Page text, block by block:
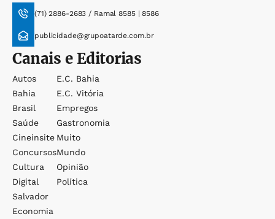
(71) 2886-2683 / Ramal 8585 | 8586
publicidade@grupoatarde.com.br
Canais e Editorias
Autos
Bahia
Brasil
Saúde
Cineinsite
Concursos
Cultura
Digital
Salvador
Economia
E.c. Bahia
E.c. Vitória
Empregos
Gastronomia
Muito
Mundo
Opinião
Política